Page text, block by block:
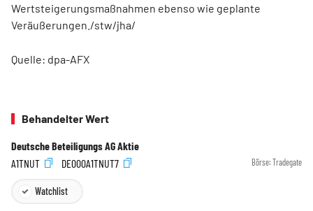
Wertsteigerungsmaßnahmen ebenso wie geplante
Veräußerungen./stw/jha/
Quelle: dpa-AFX
Behandelter Wert
Deutsche Beteiligungs AG Aktie
A1TNUT
DE000A1TNUT7 Börse: Tradegate
Watchlist